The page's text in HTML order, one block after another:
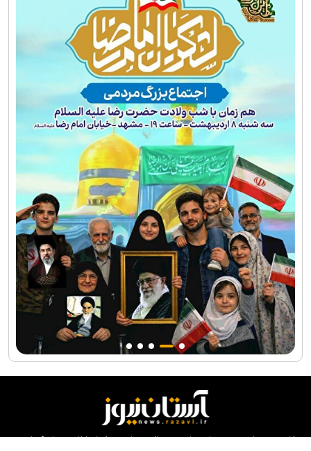
کلیه حقوق مادی و معنوی این سایت محفوظ و متعلق به مرکز ارتباطات و رسانه آستان